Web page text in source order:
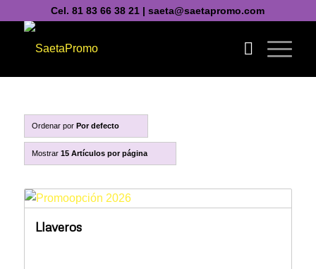
Cel. 81 83 66 38 21 | saeta@saetapromo.com
Ordenar por Por defecto
Mostrar 15 Artículos por página
Llaveros